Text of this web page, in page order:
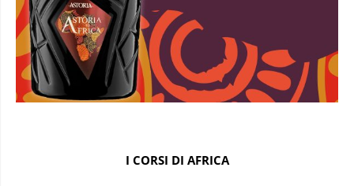
I CORSI DI AFRICA